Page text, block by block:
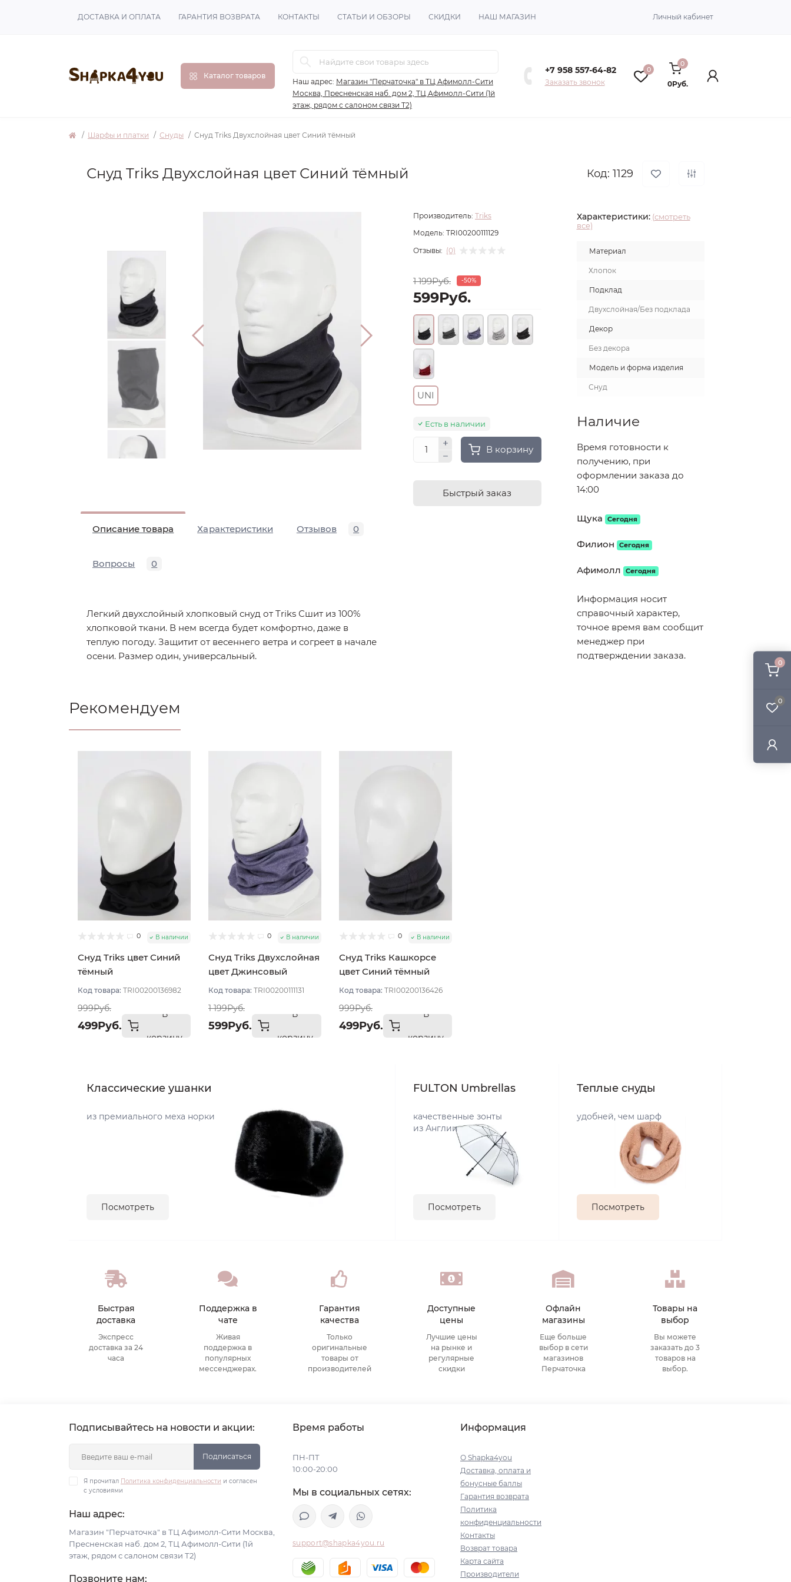
0
0
ДОСТАВКА И ОПЛАТА ГАРАНТИЯ ВОЗВРАТА КОНТАКТЫ СТАТЬИ И ОБЗОРЫ СКИДКИ НАШ МАГАЗИН Личный кабинет
Каталог товаров
Наш адрес: Магазин "Перчаточка" в ТЦ Афимолл-Сити
Москва, Пресненская наб. дом 2, ТЦ Афимолл-Сити (1й
этаж, рядом с салоном связи Т2)
+7 958 557-64-82
Заказать звонок
0
0
0Руб.
Шарфы и платки Снуды Снуд Triks Двухслойная цвет Синий тёмный
Снуд Triks Двухслойная цвет Синий тёмный Код: 1129
Описание товара Характеристики Отзывов 0
Вопросы 0
Легкий двухслойный хлопковый снуд от Triks Сшит из 100%
хлопковой ткани. В нем всегда будет комфортно, даже в
теплую погоду. Защитит от весеннего ветра и согреет в начале
осени. Размер один, универсальный.
Производитель: Triks
Модель: TRI00200111129
Отзывы: (0)
1 199Руб. -50%
599Руб.
UNI
Есть в наличии
В корзину
Быстрый заказ
Характеристики: (смотреть
все)
Материал
Хлопок
Подклад
Двухслойная/Без подклада
Декор
Без декора
Модель и форма изделия
Снуд
Наличие
Время готовности к
получению, при
оформлении заказа до
14:00
Щука Сегодня
Филион Сегодня
Афимолл Сегодня
Информация носит
справочный характер,
точное время вам сообщит
менеджер при
подтверждении заказа.
Рекомендуем
0 В наличии
Снуд Triks цвет Синий
тёмный
Код товара: TRI00200136982
999Руб.
499Руб.
В
корзину
0 В наличии
Снуд Triks Двухслойная
цвет Джинсовый
Код товара: TRI00200111131
1 199Руб.
599Руб.
В
корзину
0 В наличии
Снуд Triks Кашкорсе
цвет Синий тёмный
Код товара: TRI00200136426
999Руб.
499Руб.
В
корзину
Классические ушанки
из премиального меха норки
Посмотреть
FULTON Umbrellas
качественные зонты
из Англии
Посмотреть
Теплые снуды
удобней, чем шарф
Посмотреть
Быстрая
доставка
Экспресс
доставка за 24
часа
Поддержка в
чате
Живая
поддержка в
популярных
мессенджерах.
Гарантия
качества
Только
оригинальные
товары от
производителей
Доступные
цены
Лучшие цены
на рынке и
регулярные
скидки
Офлайн
магазины
Еще больше
выбор в сети
магазинов
Перчаточка
Товары на
выбор
Вы можете
заказать до 3
товаров на
выбор.
Подписывайтесь на новости и акции:
Подписаться
Я прочитал Политика конфиденциальности и согласен
с условиями
Наш адрес:
Магазин "Перчаточка" в ТЦ Афимолл-Сити Москва,
Пресненская наб. дом 2, ТЦ Афимолл-Сити (1й
этаж, рядом с салоном связи Т2)
Позвоните нам:
Время работы
ПН-ПТ
10:00-20:00
Мы в социальных сетях:
support@shapka4you.ru
Информация
О Shapka4you
Доставка, оплата и
бонусные баллы
Гарантия возврата
Политика
конфиденциальности
Контакты
Возврат товара
Карта сайта
Производители